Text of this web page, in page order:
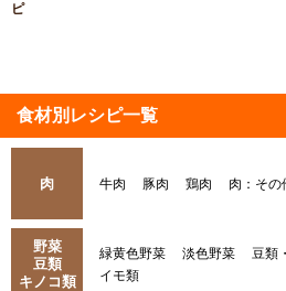
ピ
食材別レシピ一覧
肉 牛肉 豚肉 鶏肉 肉：その
野菜
豆類
キノコ類
緑黄色野菜 淡色野菜 豆類
イモ類